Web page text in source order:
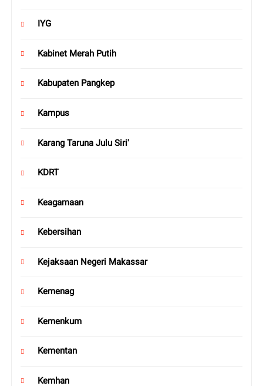
IYG
Kabinet Merah Putih
Kabupaten Pangkep
Kampus
Karang Taruna Julu Siri'
KDRT
Keagamaan
Kebersihan
Kejaksaan Negeri Makassar
Kemenag
Kemenkum
Kementan
Kemhan